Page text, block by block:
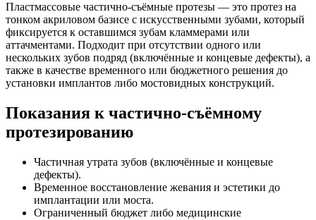
Пластмассовые частично-съёмные протезы — это протез на
тонком акриловом базисе с искусственными зубами, который
фиксируется к оставшимся зубам кламмерами или
аттачментами. Подходит при отсутствии одного или
нескольких зубов подряд (включённые и концевые дефекты), а
также в качестве временного или бюджетного решения до
установки имплантов либо мостовидных конструкций.
Показания к частично-съёмному
протезированию
Частичная утрата зубов (включённые и концевые
дефекты).
Временное восстановление жевания и эстетики до
имплантации или моста.
Ограниченный бюджет либо медицинские